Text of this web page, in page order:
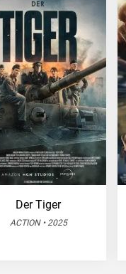
Der Tiger
ACTION • 2025